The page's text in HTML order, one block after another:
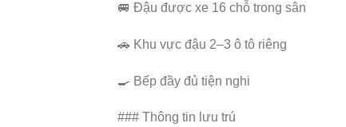
🚐 Đậu được xe 16 chỗ trong sân
🚗 Khu vực đậu 2–3 ô tô riêng
🍳 Bếp đầy đủ tiện nghi
### Thông tin lưu trú